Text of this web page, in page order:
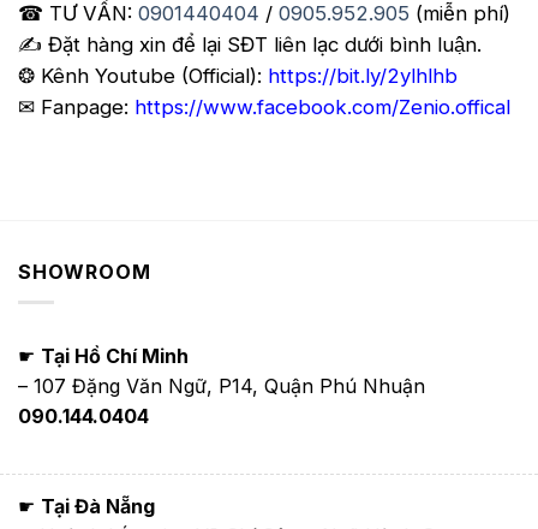
☎ TƯ VẤN: 0901440404 / 0905.952.905 (miễn phí)
✍️ Đặt hàng xin để lại SĐT liên lạc dưới bình luận.
❂ Kênh Youtube (Official): https://bit.ly/2ylhlhb
✉ Fanpage: https://www.facebook.com/Zenio.offical
SHOWROOM
☛ Tại Hồ Chí Minh
– 107 Đặng Văn Ngữ, P14, Quận Phú Nhuận
090.144.0404
☛ Tại Đà Nẵng